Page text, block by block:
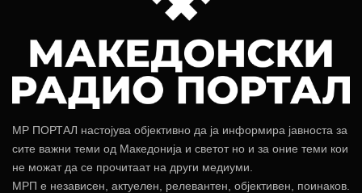
МР ПОРТАЛ настојува објективно да ја информира јавноста за
сите важни теми од Македонија и светот но и за оние теми кои
не можат да се прочитаат на други медиуми.
МРП е независен, актуелен, релевантен, објективен, поинаков.